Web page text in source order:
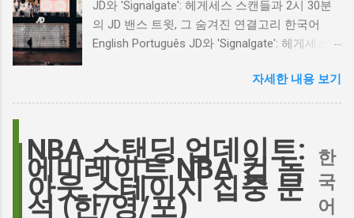
로디의 이미지가 원작 속 히스클리프와는 다소
거리가 있다는 의견을 제시하며 캐스팅에 대한
한 비판에 대해 "기다려 보세요. 믿으세요. 분명
의 이미지가 원작과 부합하는지 여부를 넘어, 우
리가 '히스클리프'라는 인물에게 기대하는 바가
무엇인지, 그리고 배우가 그 기대를 어떻게 충족
시킬 수 있는지에 대한 근본적인 질문을 던집니
JD와 'Signalgate': 헤게세스 스캔들과 2시 30분
의 JD 밴스 트윗, 그 숨겨진 연결고리 한국어
English Português JD와 'Signalgate': 헤게세스
연결고리 오늘의 구글 트렌드 인기 검색어 'jd'는
단순히 두 글자의 약자가 아닙니다. 최근 미국
'Signalgate' 스캔들과 깊숙이 연결되어 있습니
다. 폭스뉴스 진행자 피트 헤게세스(Pete
Hegseth)를 중심으로 벌어진 이 스캔들은 예상
치 못한 인물, JD 밴스(JD Vance)의 이름까지 소
환하며 파장을 일으키고 있습니다. 왜 'jd'가 갑자
자세한 내용 보기
NBA 스탠딩 업데이트:
에미레이트 NBA 컵 녹
아웃 스테이지 집중 분
석 (한/영/포)
한
국
어